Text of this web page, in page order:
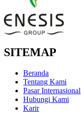
SITEMAP
Beranda
Tentang Kami
Pasar Internasional
Hubungi Kami
Karir